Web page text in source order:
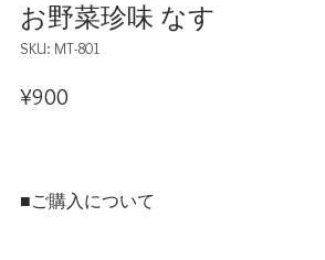
お野菜珍味 なす
SKU: MT-801
¥900
■ご購入について